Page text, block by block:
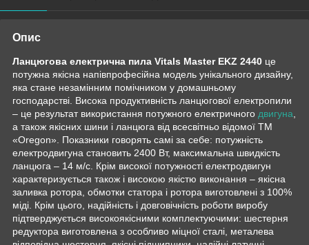
Опис
Ланцюгова електрична пила Vitals Master EKZ 2440 це
потужна якісна напівпрофесійна модель унікального дизайну,
яка стане незамінним помічником у домашньому
господарстві. Висока продуктивність ланцюгової електропили
– це результат використання потужного електричного двигуна
а також якісних шини і ланцюга від всесвітньо відомої ТМ
«Oregon». Показники говорять самі за себе: потужність
електродвигуна становить 2400 Вт, максимальна швидкість
ланцюга – 14 м/с. Крім високої потужності електродвигун
характеризується також і високою якістю виконання – якісна
заливка ротора, обмотки статора і ротора виготовлені з 100%
міді. Крім цього, надійність і довговічність роботи виробу
підтверджується високоякісними комплектуючими: шестерня
редуктора виготовлена з особливо міцної сталі, металева